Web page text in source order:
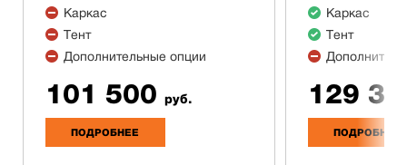
Каркас
Тент
Дополнительные опции
101 500 руб.
ПОДРОБНЕЕ
Каркас
Тент
129
ПОДРОБНЕЕ